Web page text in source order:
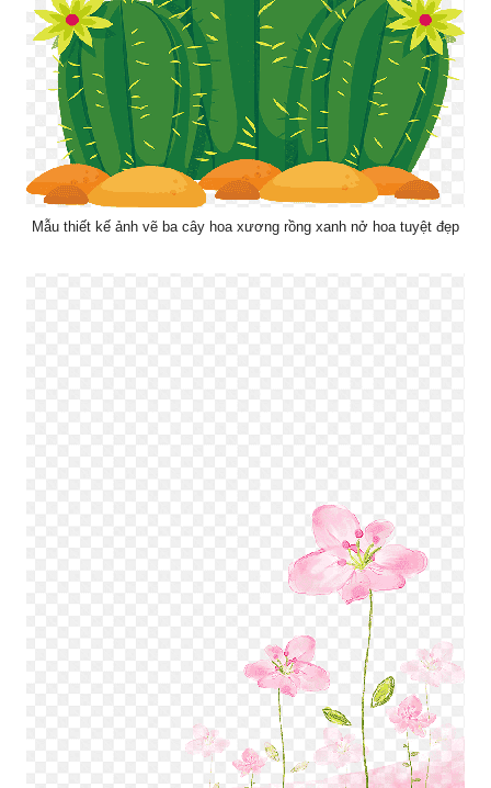
Mẫu thiết kế ảnh vẽ ba cây hoa xương rồng xanh nở hoa tuyệt đẹp